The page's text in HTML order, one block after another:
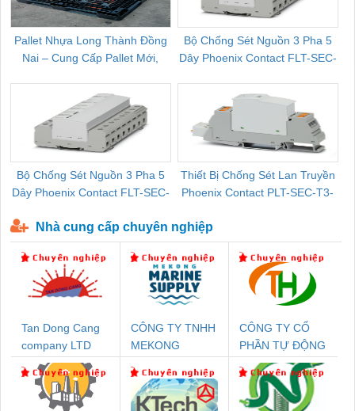
Pallet Nhựa Long Thành Đồng
Nai – Cung Cấp Pallet Mới,
Bộ Chống Sét Nguồn 3 Pha 5
Dây Phoenix Contact FLT-SEC-
Bộ Chống Sét Nguồn 3 Pha 5
Dây Phoenix Contact FLT-SEC-
Thiết Bị Chống Sét Lan Truyền
Phoenix Contact PLT-SEC-T3-
Nhà cung cấp chuyên nghiệp
Tan Dong Cang
company LTD
CÔNG TY TNHH
MEKONG
SUPPLY
CÔNG TY CỔ
PHẦN TỰ ĐỘNG
TIẾN HƯNG